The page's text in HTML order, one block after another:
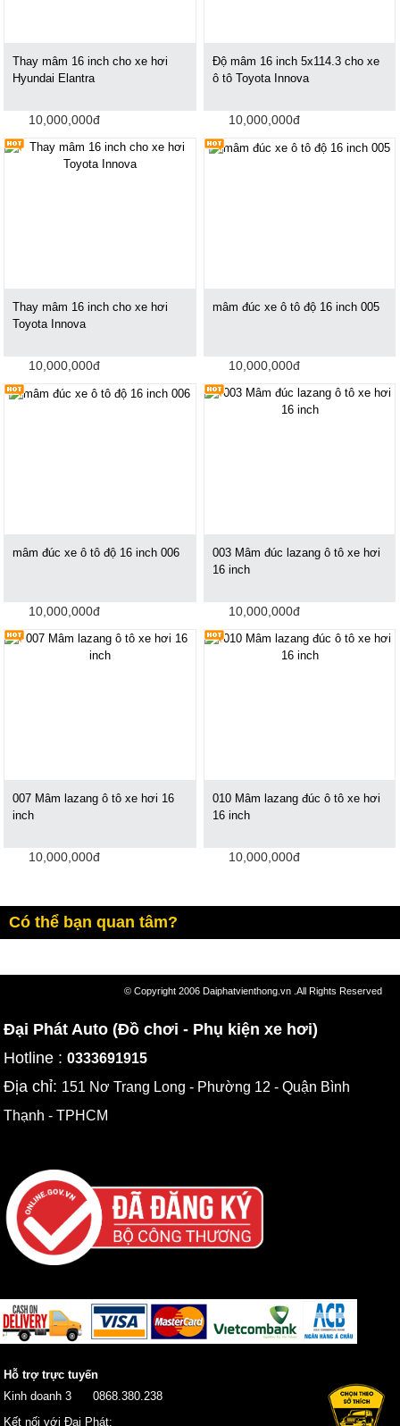
Thay mâm 16 inch cho xe hơi
Hyundai Elantra
10,000,000đ
Độ mâm 16 inch 5x114.3 cho xe
ô tô Toyota Innova
10,000,000đ
Thay mâm 16 inch cho xe hơi
Toyota Innova
10,000,000đ
mâm đúc xe ô tô độ 16 inch 005
10,000,000đ
mâm đúc xe ô tô độ 16 inch 006
10,000,000đ
003 Mâm đúc lazang ô tô xe hơi
16 inch
10,000,000đ
007 Mâm lazang ô tô xe hơi 16
inch
10,000,000đ
010 Mâm lazang đúc ô tô xe hơi
16 inch
10,000,000đ
Có thể bạn quan tâm?
© Copyright 2006 Daiphatvienthong.vn .All Rights Reserved
Đại Phát Auto (Đồ chơi - Phụ kiện xe hơi)
Hotline :0333691915
Địa chỉ: 151 Nơ Trang Long - Phường 12 - Quận Bình
Thạnh - TPHCM
Hỗ trợ trực tuyến
Kinh doanh 3
0868.380.238
Kết nối với Đại Phát: